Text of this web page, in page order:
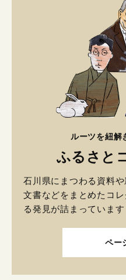
ルーツを紐解
ふるさと
石川県にまつわる資料
文書などをまとめたコ
る発見が詰まっています
ペー